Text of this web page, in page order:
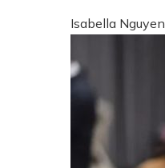
Isabella Nguyen